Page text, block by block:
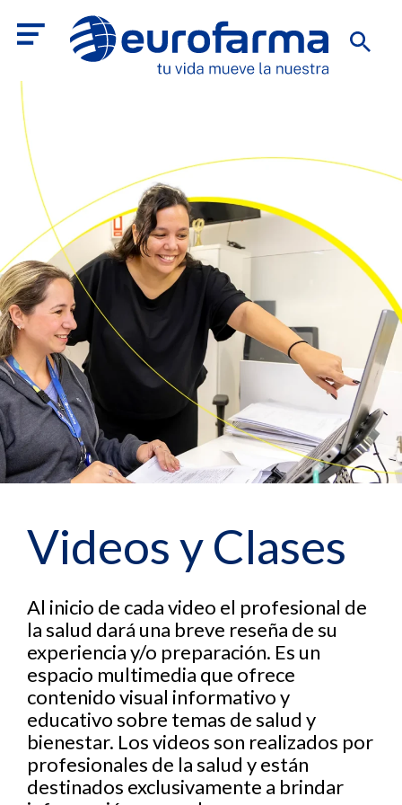
Videos y Clases
Al inicio de cada video el profesional de
la salud dará una breve reseña de su
experiencia y/o preparación. Es un
espacio multimedia que ofrece
contenido visual informativo y
educativo sobre temas de salud y
bienestar. Los videos son realizados por
profesionales de la salud y están
destinados exclusivamente a brindar